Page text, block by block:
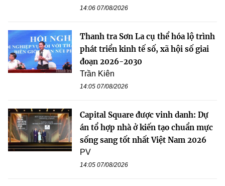
14:06 07/08/2026
Thanh tra Sơn La cụ thể hóa lộ trình
phát triển kinh tế số, xã hội số giai
đoạn 2026-2030
Trần Kiên
14:05 07/08/2026
Capital Square được vinh danh: Dự
án tổ hợp nhà ở kiến tạo chuẩn mực
sống sang tốt nhất Việt Nam 2026
PV
14:05 07/08/2026